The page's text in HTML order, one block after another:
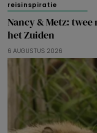
reisinspiratie
Nancy & Metz:
het Zuiden
6 AUGUSTUS 2026